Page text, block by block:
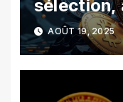
sélection,
AOÛT 19, 2025